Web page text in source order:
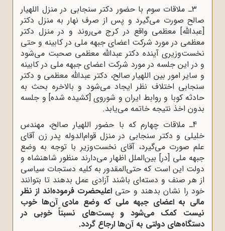
3ـ ملاقات سوم با حضور دکتر سنجابی در منزل اللهیار
صالح صورت می‌گیرد و پس از صرف نهار به منزل دکتر
[عبدالله] معظمی واقع در کرج می‌روند و در منزل دکتر
معظمی در مورد شرکت اعضای جبهه ملی در کابینه و حتی
نخست‌وزیری آینده دکتر عبدالله معظمی صحبت می‌شود
و در این جلسه در مورد شرکت اعضای جبهه ملی در کابینه
و سایر امور بین اللهیار صالح، دکتر عبدالله معظمی و دکتر
سنجابی اختلاف نظر ایجاد می‌شود و بالاخره بحث به
حادثه کوبا و روابط ایران و شوروی [کشیده شده] و جلسه
بدون اخذ نتیجه خاتمه می‌یابد.
4ـ ملاقات چهارم که با حضور اللهیار صالح، مهندس
خلیلی و دکتر سنجابی در منزل قوام‌الدوله پدر زن آقای
علم صورت می‌گیرد، آقای نخست‌وزیر با توجه به وضع
جبهه ملی [در] بین‌الملل اظهار می‌دارند منظور شاهنشاه و
دولت این است که حتی‌المقدور به کلیه دستجات سیاسی
از هر صنف و دسته‌ای باشند آزادی عمل بدهند تا بتوانند
خود را نشان بدهند و حتی اعلیحضرت فرموده‌اند از نظر
مالی به اعضای جبهه ملی که وضع مادی آن‌ها خوب
نیست کمک می‌شود و پست‌های نسبتاً خوبی در
دستگاه‌های دولتی به آن‌ها ارجاع گردد.